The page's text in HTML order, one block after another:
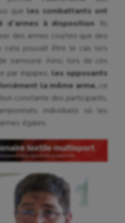
que les combattants ont
d’armes à disposition . Ils
des armes courtes que des
cela pouvait être le cas lors
samouraï. Ainsi, lors de ces
par équipes, les opposants
la même arme,
ce
constante des participants,
individuels où les
égales.